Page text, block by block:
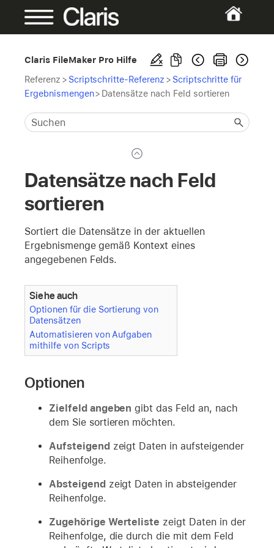
Claris FileMaker Pro Hilfe
Referenz > Scriptschritte-Referenz > Scriptschritte für
Ergebnismengen> Datensätze nach Feld sortieren
Datensätze nach Feld
sortieren
Sortiert die Datensätze in der aktuellen
Ergebnismenge gemäß Kontext eines
angegebenen Felds.
Siehe auch
Optionen für die Sortierung von
Datensätzen
Automatisieren von Aufgaben
mithilfe von Scripts
Optionen
Zielfeld angeben gibt das Feld an, nach
dem Sie sortieren möchten.
Aufsteigendzeigt Daten in aufsteigender
Reihenfolge.
Absteigendzeigt Daten in absteigender
Reihenfolge.
Zugehörige Werteliste zeigt Daten in der
Reihenfolge, die durch die mit dem Feld